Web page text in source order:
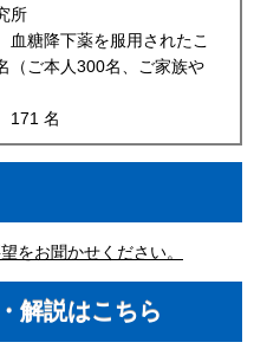
所
糖降下薬を服用されたこ
（ご本人300名、ご家族や
名
をお聞かせください。
解説はこちら